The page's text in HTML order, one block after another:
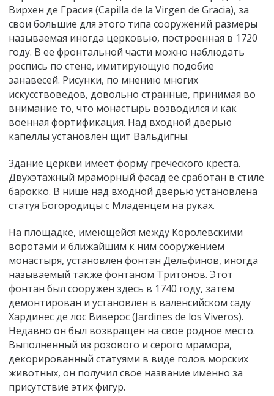
Вирхен де Грасия (Capilla de la Virgen de Gracia), за
свои большие для этого типа сооружений размеры
называемая иногда церковью, построенная в 1720
году. В ее фронтальной части можно наблюдать
роспись по стене, имитирующую подобие
занавесей. Рисунки, по мнению многих
искусствоведов, довольно странные, принимая во
внимание то, что монастырь возводился и как
военная фортификация. Над входной дверью
капеллы установлен щит Вальдигны.
Здание церкви имеет форму греческого креста.
Двухэтажный мраморный фасад ее сработан в стиле
барокко. В нише над входной дверью установлена
статуя Богородицы с Младенцем на руках.
На площадке, имеющейся между Королевскими
воротами и ближайшим к ним сооружением
монастыря, установлен фонтан Дельфинов, иногда
называемый также фонтаном Тритонов. Этот
фонтан был сооружен здесь в 1740 году, затем
демонтирован и установлен в валенсийском саду
Хардинес де лос Виверос (Jardines de los Viveros).
Недавно он был возвращен на свое родное место.
Выполненный из розового и серого мрамора,
декорированный статуями в виде голов морских
животных, он получил свое название именно за
присутствие этих фигур.